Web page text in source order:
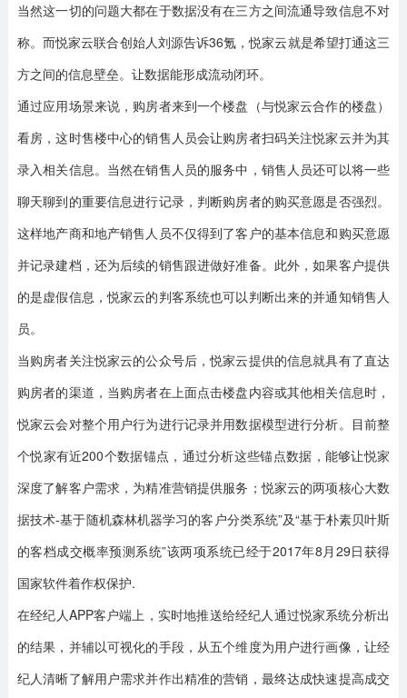
当然这一切的问题大都在于数据没有在三方之间流通导致信息不对
称。而悦家云联合创始人刘源告诉36氪，悦家云就是希望打通这三
方之间的信息壁垒。让数据能形成流动闭环。
通过应用场景来说，购房者来到一个楼盘（与悦家云合作的楼盘）
看房，这时售楼中心的销售人员会让购房者扫码关注悦家云并为其
录入相关信息。当然在销售人员的服务中，销售人员还可以将一些
聊天聊到的重要信息进行记录，判断购房者的购买意愿是否强烈。
这样地产商和地产销售人员不仅得到了客户的基本信息和购买意愿
并记录建档，还为后续的销售跟进做好准备。此外，如果客户提供
的是虚假信息，悦家云的判客系统也可以判断出来的并通知销售人
员。
当购房者关注悦家云的公众号后，悦家云提供的信息就具有了直达
购房者的渠道，当购房者在上面点击楼盘内容或其他相关信息时，
悦家云会对整个用户行为进行记录并用数据模型进行分析。目前整
个悦家有近200个数据锚点，通过分析这些锚点数据，能够让悦家
深度了解客户需求，为精准营销提供服务；悦家云的两项核心大数
据技术-基于随机森林机器学习的客户分类系统”及“基于朴素贝叶斯
的客档成交概率预测系统”该两项系统已经于2017年8月29日获得
国家软件着作权保护.
在经纪人APP客户端上，实时地推送给经纪人通过悦家系统分析出
的结果，并辅以可视化的手段，从五个维度为用户进行画像，让经
纪人清晰了解用户需求并作出精准的营销，最终达成快速提高成交